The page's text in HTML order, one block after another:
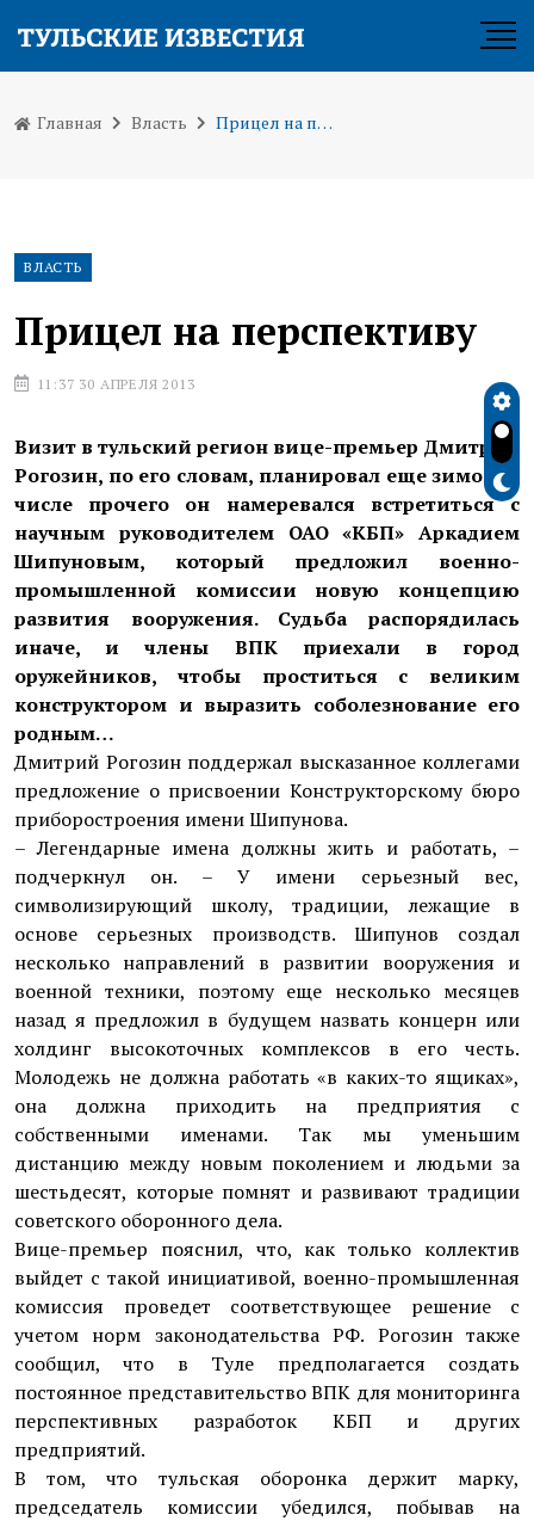
Главная Власть Прицел на перспективу
ВЛАСТЬ
Прицел на перспективу
11:37 30 АПРЕЛЯ 2013
Визит в тульский регион вице-премьер Дмитрий
Рогозин, по его словам, планировал еще зимой. В
числе прочего он намеревался встретиться с
научным руководителем ОАО «КБП» Аркадием
Шипуновым, который предложил военно-
промышленной комиссии новую концепцию
развития вооружения. Судьба распорядилась
иначе, и члены ВПК приехали в город
оружейников, чтобы проститься с великим
конструктором и выразить соболезнование его
родным…
Дмитрий Рогозин поддержал высказанное коллегами
предложение о присвоении Конструкторскому бюро
приборостроения имени Шипунова.
– Легендарные имена должны жить и работать, –
подчеркнул он. – У имени серьезный вес,
символизирующий школу, традиции, лежащие в
основе серьезных производств. Шипунов создал
несколько направлений в развитии вооружения и
военной техники, поэтому еще несколько месяцев
назад я предложил в будущем назвать концерн или
холдинг высокоточных комплексов в его честь.
Молодежь не должна работать «в каких-то ящиках»,
она должна приходить на предприятия с
собственными именами. Так мы уменьшим
дистанцию между новым поколением и людьми за
шестьдесят, которые помнят и развивают традиции
советского оборонного дела.
Вице-премьер пояснил, что, как только коллектив
выйдет с такой инициативой, военно-промышленная
комиссия проведет соответствующее решение с
учетом норм законодательства РФ. Рогозин также
сообщил, что в Туле предполагается создать
постоянное представительство ВПК для мониторинга
перспективных разработок КБП и других
предприятий.
В том, что тульская оборонка держит марку,
председатель комиссии убедился, побывав на